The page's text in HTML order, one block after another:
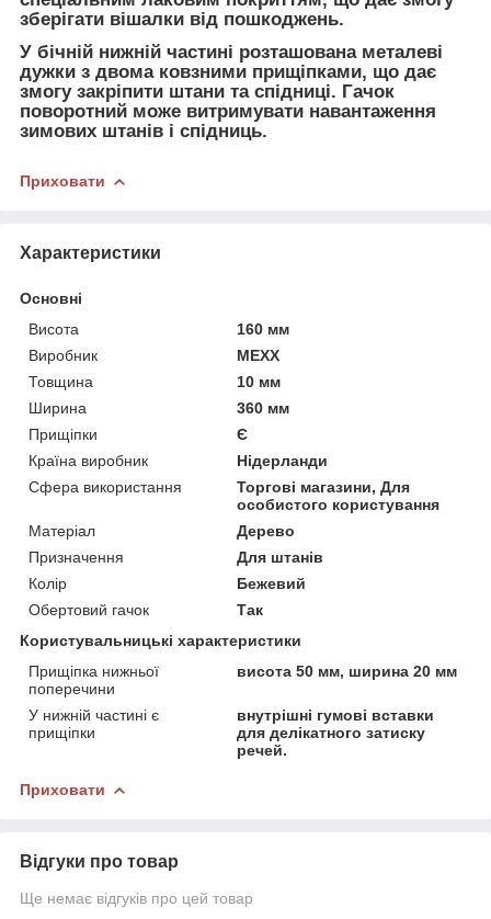
зберігати вішалки від пошкоджень.
У бічній нижній частині розташована металеві
дужки з двома ковзними прищіпками, що дає
змогу закріпити штани та спідниці. Гачок
поворотний може витримувати навантаження
зимових штанів і спідниць.
Приховати
Характеристики
Основні
Висота
160 мм
Виробник
MEXX
Товщина
10 мм
Ширина
360 мм
Прищіпки
Є
Країна виробник
Нідерланди
Сфера використання
Торгові магазини, Для
особистого користування
Матеріал
Дерево
Призначення
Для штанів
Колір
Бежевий
Обертовий гачок
Так
Користувальницькі характеристики
Прищіпка нижньої
поперечини
висота 50 мм, ширина 20 мм
У нижній частині є
прищіпки
внутрішні гумові вставки
для делікатного затиску
речей.
Приховати
Відгуки про товар
Ще немає відгуків про цей товар